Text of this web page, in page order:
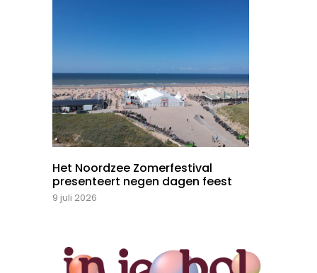
Het Noordzee Zomerfestival
presenteert negen dagen feest
9 juli 2026